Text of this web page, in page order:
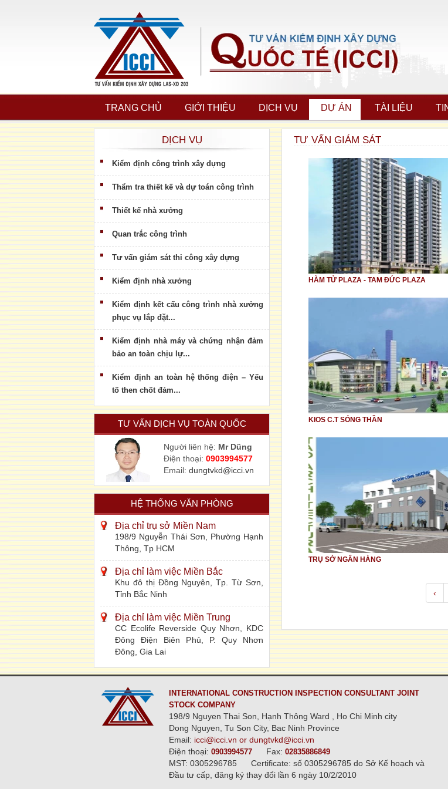
TRANG CHỦ GIỚI THIỆU DỊCH VỤ DỰ ÁN TÀI LIỆU
DỊCH VỤ
Kiểm định công trình xây dựng
Thẩm tra thiết kế và dự toán công trình
Thiết kế nhà xưởng
Quan trắc công trình
Tư vấn giám sát thi công xây dựng
Kiểm định nhà xưởng
Kiểm định kết cấu công trình nhà xưởng
phục vụ lắp đặt...
Kiểm định nhà máy và chứng nhận đảm
bảo an toàn chịu lự...
Kiểm định an toàn hệ thống điện – Yếu
tố then chốt đảm...
TƯ VẤN DỊCH VỤ TOÀN QUỐC
Người liên hệ: Mr Dũng
Điện thoại: 0903994577
Email: dungtvkd@icci.vn
HỆ THỐNG VĂN PHÒNG
Địa chỉ trụ sở Miền Nam
198/9 Nguyễn Thái Sơn, Phường Hạnh
Thông, Tp HCM
Địa chỉ làm việc Miền Bắc
Khu đô thị Đồng Nguyên, Tp. Từ Sơn,
Tỉnh Bắc Ninh
Địa chỉ làm việc Miền Trung
CC Ecolife Reverside Quy Nhơn, KDC
Đông Điện Biên Phủ, P. Quy Nhơn
Đông, Gia Lai
TƯ VẤN GIÁM SÁT
HÀM TỬ PLAZA - TAM ĐỨC PLAZA
KIOS C.T SÓNG THẦN
TRỤ SỞ NGÂN HÀNG
‹
INTERNATIONAL CONSTRUCTION INSPECTION CONSULTANT JOINT
STOCK COMPANY
198/9 Nguyen Thai Son, Hạnh Thông Ward , Ho Chi Minh city
Dong Nguyen, Tu Son City, Bac Ninh Province
Email: icci@icci.vn or dungtvkd@icci.vn
Điện thoại: 0903994577 Fax: 02835886849
MST: 0305296785
Certificate: số 0305296785 do Sở Kế hoạch và
Đầu tư cấp, đăng ký thay đổi lần 6 ngày 10/2/2010